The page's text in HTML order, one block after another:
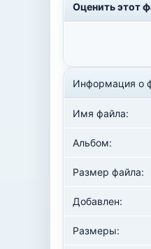
Оценить этот
Информация о
Имя файла:
Альбом:
Размер файла:
Добавлен:
Размеры: